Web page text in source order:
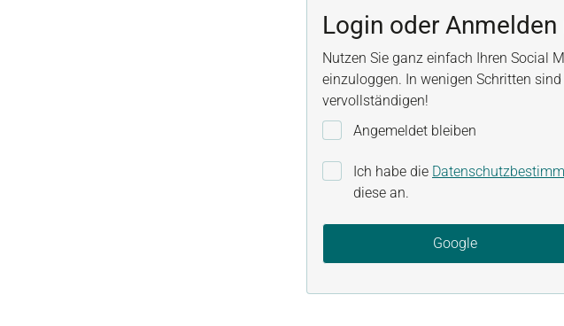
Login oder Anmelden
Nutzen Sie ganz einfach Ihren Social
einzuloggen. In wenigen Schritten
vervollständigen!
Angemeldet bleiben
Ich habe die
diese an.
Google